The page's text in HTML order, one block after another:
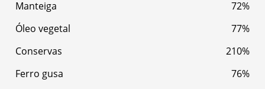
Manteiga
72%
Óleo vegetal
77%
Conservas
210%
Ferro gusa
76%